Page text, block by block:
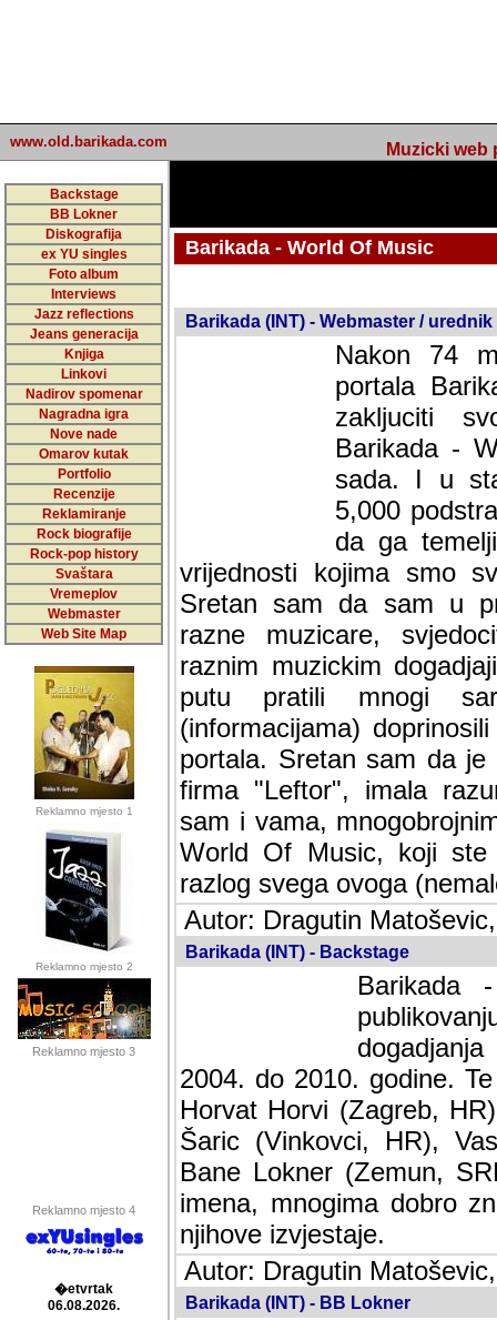
www.old.barikada.com Muzicki web
Backstage
BB Lokner
Diskografija
ex YU singles
Foto album
Interviews
Jazz reflections
Jeans generacija
Knjiga
Linkovi
Nadirov spomenar
Nagradna igra
Nove nade
Omarov kutak
Portfolio
Recenzije
Reklamiranje
Rock biografije
Rock-pop history
Svaštara
Vremeplov
Webmaster
Web Site Map
Reklamno mjesto 1
Reklamno mjesto 2
Reklamno mjesto 3
Reklamno mjesto 4
Barikada - World Of Music
Barikada (INT) - Webmaster / urednik
Nakon 74
portala
zakljuciti
Barikada -
sada. I u
5,000
da ga
vrijednosti kojima smo
Sretan sam da sam u
muzicare, svjedociti
muzickim dogadjajima...
mnogi saradnici koji
doprinosili vrijednosti i
sam da je i moj web
imala razumijevanja za
mnogobrojnim
Music, koji ste ga
ovoga (nemalog) rada.
Autor: Dragutin
Barikada (INT) - Backstage
Barikada
2004. do 2010. godine.
Horvat Horvi (Zagreb,
Šaric (Vinkovci, HR),
Bane Lokner (Zemun,
imena, mnogima dobro
njihove izvjestaje.
Autor: Dragutin
Barikada (INT) - BB Lokner